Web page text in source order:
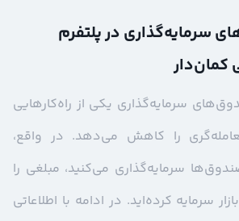
سرمایه‌گذاری در پلتفرم
کمان‌دار
سرمایه‌گذاری یکی از راه‌کارهایی
را کاهش می‌دهد. در واقع،
سرمایه‌گذاری می‌کنید، مبلغی را
سرمایه کرده‌اید. در ادامه با اطلاعاتی